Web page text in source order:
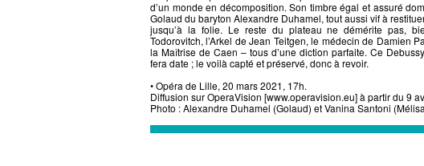
d’un monde en décomposition. Son timbre égal et assuré
Golaud du baryton Alexandre Duhamel, tout aussi vif à
jusqu’à la folie. Le reste du plateau ne démérite pas,
Todorovitch, l’Arkel de Jean Teitgen, le médecin de Damien
la Maîtrise de Caen – tous d’une diction parfaite. Ce
fera date ; le voilà capté et préservé, donc à revoir.
• Opéra de Lille, 20 mars 2021, 17h.
Diffusion sur OperaVision [www.operavision.eu] à partir du 9
Photo : Alexandre Duhamel (Golaud) et Vanina Santoni